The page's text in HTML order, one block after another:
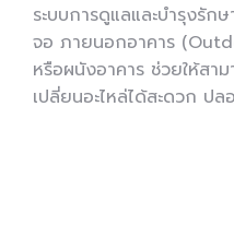
ระบบการดูแลและบำรุงรัก
จอ ภายนอกอาคาร
หรือผนังอาคาร ช่วยให้สา
เปลี่ยนอะไหล่ได้สะดวก ปล